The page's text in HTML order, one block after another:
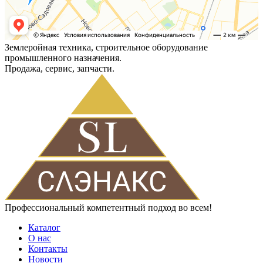
Землеройная техника, строительное оборудование
промышленного назначения.
Продажа, сервис, запчасти.
Профессиональный компетентный подход во всем!
Каталог
О нас
Контакты
Новости